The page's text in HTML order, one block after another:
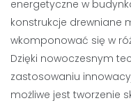
energetyczne w
konstrukcje drewniane
wkomponować się w
Dzięki nowoczesnym
zastosowaniu
możliwe jest tworzenie